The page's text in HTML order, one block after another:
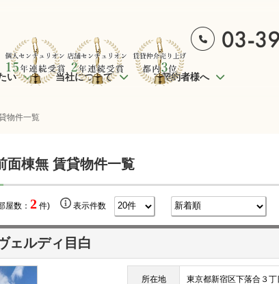
い 当社について ご契約者様へ
物件一覧
面棟無 賃貸物件一覧
屋数： 2 件) 表示件数
ェルディ目白
所在地 東京都新宿区下落合３丁